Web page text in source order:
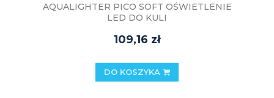
AQUALIGHTER PICO SOFT OŚWIETLENIE
LED DO KULI
109,16 zł
DO KOSZYKA